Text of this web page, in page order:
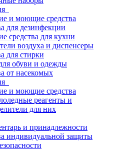
и моющие средства
для дезинфекции
средства для кухни
воздуха и диспенсеры
для стирки
обуви и одежды
от насекомых
и моющие средства
реагенты и
для них
и принадлежности
индивидуальной защиты